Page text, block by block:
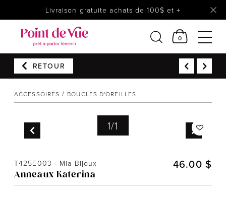
Livraison gratuite achats de 100$ et +
0
Femmes
Lingerie
Chaussures
Prêt à reporter
RETOUR
ACCESSOIRES BOUCLES D'OREILLES
1/1
T425E003 - Mia Bijoux
Anneaux Katerina
46.00 $